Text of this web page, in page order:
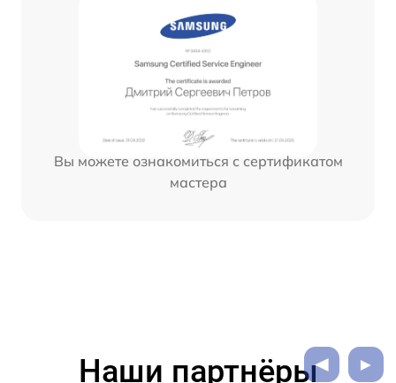
Вы можете ознакомиться с сертификатом
мастера
Наши партнёры